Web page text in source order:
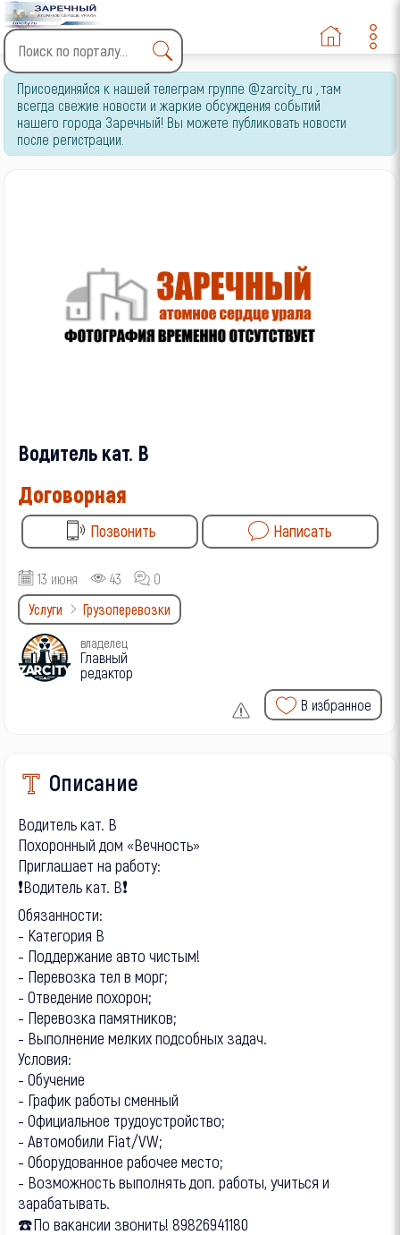
Type 2 or more characters
for results.
Присоединяйся к нашей телеграм группе @zarcity_ru , там
всегда свежие новости и жаркие обсуждения событий
нашего города Заречный! Вы можете публиковать новости
после регистрации.
Водитель кат. В
Договорная
Позвонить Написать
13 июня 43
0
Услуги
Грузоперевозки
владелец
Главный
редактор
В избранное
Описание
Водитель кат. В
Похоронный дом «Вечность»
Приглашает на работу:
❗️Водитель кат. В❗️
Обязанности:
- Категория В
- Поддержание авто чистым!
- Перевозка тел в морг;
- Отведение похорон;
- Перевозка памятников;
- Выполнение мелких подсобных задач.
Условия:
- Обучение
- График работы сменный
- Официальное трудоустройство;
- Автомобили Fiat/VW;
- Оборудованное рабочее место;
- Возможность выполнять доп. работы, учиться и
зарабатывать.
☎️По вакансии звонить! 89826941180